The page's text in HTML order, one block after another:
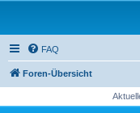
FAQ
Foren-Übersicht